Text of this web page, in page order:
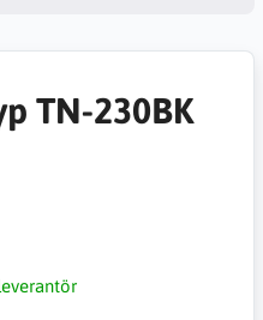
TN-230BK